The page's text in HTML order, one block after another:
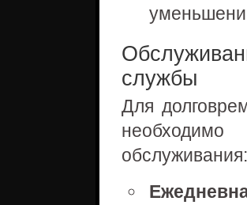
службы
Для
обслуживания: